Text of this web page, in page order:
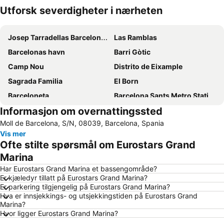
Utforsk severdigheter i nærheten
Josep Tarradellas Barcelona–El Prat Airport
Las Ramblas
Barcelonas havn
Barri Gòtic
Camp Nou
Distrito de Eixample
Sagrada Familia
El Born
Barceloneta
Barcelona Sants Metro Station
Barceloneta
Barcelona Katedral
Gràcia
Estació de Sants (Sants-stasjonen)
Plaza Catalunya
El Poblenou
Aeroport T1 Metro Station
Fira de Barcelona
Del Born
Badalona Port
El Corte Inglés - Plaça de Catalunya
Diagonal Mar
Ciutat Vella
Caralunyatorget
Pl. Catalunya Metro Station
Informasjon om overnattingssted
Moll de Barcelona, S/N, 08039, Barcelona, Spania
Vis mer
Ofte stilte spørsmål om Eurostars Grand
Marina
Har Eurostars Grand Marina et bassengområde?
Er kjæledyr tillatt på Eurostars Grand Marina?
Er parkering tilgjengelig på Eurostars Grand Marina?
Hva er innsjekkings- og utsjekkingstiden på Eurostars Grand
Marina?
Hvor ligger Eurostars Grand Marina?